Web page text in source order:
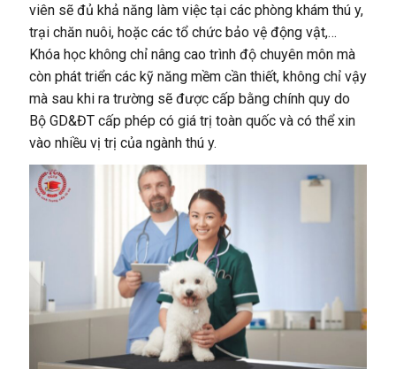
viên sẽ đủ khả năng làm việc tại các phòng khám thú y,
trại chăn nuôi, hoặc các tổ chức bảo vệ động vật,…
Khóa học không chỉ nâng cao trình độ chuyên môn mà
còn phát triển các kỹ năng mềm cần thiết, không chỉ vậy
mà sau khi ra trường sẽ được cấp bằng chính quy do
Bộ GD&ĐT cấp phép có giá trị toàn quốc và có thể xin
vào nhiều vị trị của ngành thú y.